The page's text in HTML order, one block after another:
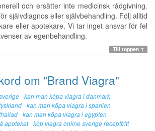
och ersätter inte medicinsk rådgivning.
självdiagnos eller självbehandling. Följ alltid
eller apotekare. Vi tar inget ansvar för fel
av egenbehandling.
Till toppen ↑
om "Brand Viagra"
kan man köpa viagra i danmark
kan man köpa viagra i spanien
kan man köpa viagra i egypten
apoteket
köp viagra online sverige receptfritt